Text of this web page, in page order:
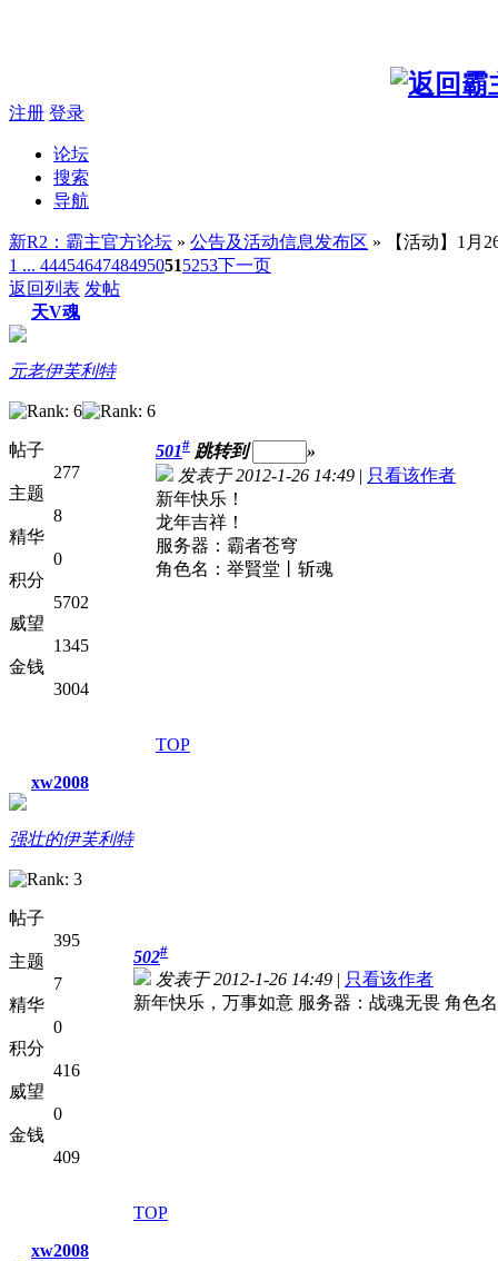
注册 登录
论坛
搜索
导航
新R2：霸主官方论坛 » 公告及活动信息发布区 » 【活动】1月
1 ... 44454647484950515253下一页
返回列表 发帖
天V魂
元老伊芙利特
帖子
277
主题
8
精华
0
积分
5702
威望
1345
金钱
3004
501# 跳转到
»
发表于 2012-1-26 14:49 | 只看该作者
新年快乐！
龙年吉祥！
服务器：霸者苍穹
角色名：举賢堂丨斩魂
TOP
xw2008
强壮的伊芙利特
帖子
395
主题
7
精华
0
积分
416
威望
0
金钱
409
502#
发表于 2012-1-26 14:49 | 只看该作者
新年快乐，万事如意 服务器：战魂无畏 角色
TOP
xw2008